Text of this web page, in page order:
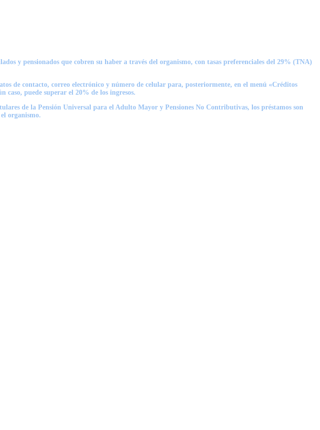
y pensionados que cobren su haber a través del organismo, con tasas preferenciales del 29% (TNA)
de contacto, correo electrónico y número de celular para, posteriormente, en el menú «Créditos
puede superar el 20% de los ingresos.
de la Pensión Universal para el Adulto Mayor y Pensiones No Contributivas, los préstamos son
organismo.